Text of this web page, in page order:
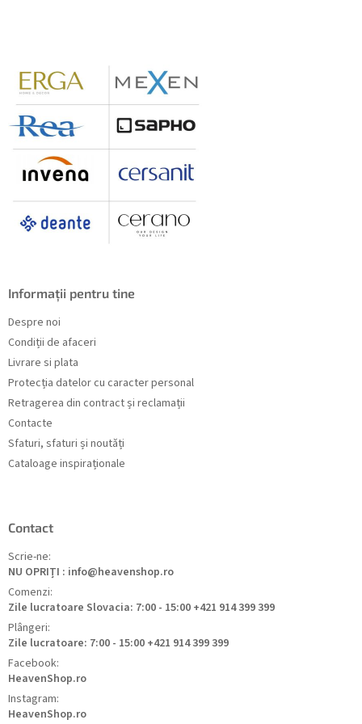
Informații pentru tine
Despre noi
Condiții de afaceri
Livrare si plata
Protecția datelor cu caracter personal
Retragerea din contract și reclamații
Contacte
Sfaturi, sfaturi și noutăți
Cataloage inspiraționale
Contact
Scrie-ne:
NU OPRIȚI : info@heavenshop.ro
Comenzi:
Zile lucratoare Slovacia: 7:00 - 15:00 +421 914 399 399
Plângeri:
Zile lucratoare: 7:00 - 15:00 +421 914 399 399
Facebook:
HeavenShop.ro
Instagram:
HeavenShop.ro